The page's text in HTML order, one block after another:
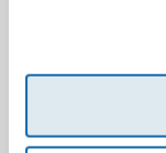
12,95€